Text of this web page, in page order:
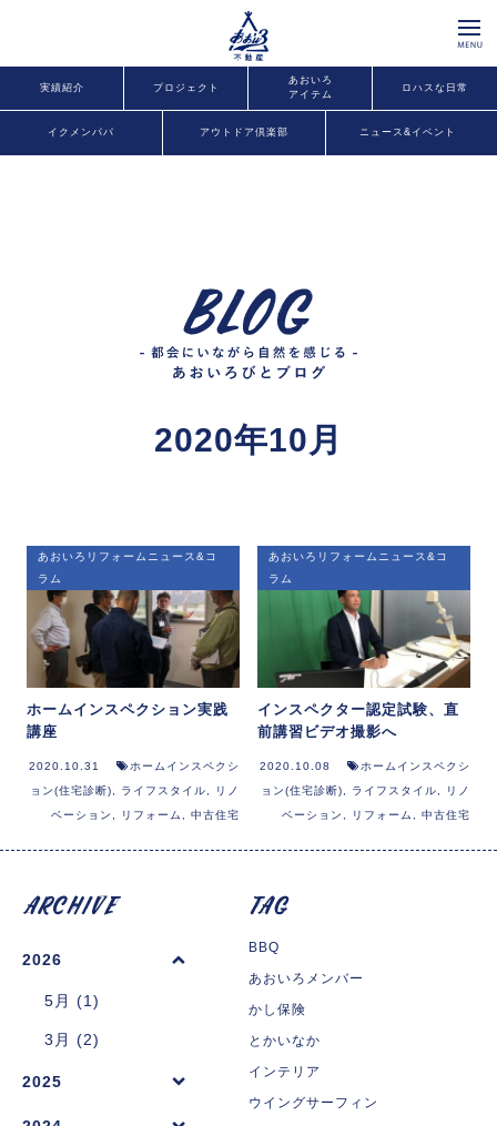
実績紹介 プロジェクト
あおいろ
アイテム
ロハスな日常
イクメンパパ アウトドア倶楽部 ニュース&イベント
2020年10月
あおいろリフォームニュース&コ
ラム
ホームインスペクション実践
講座
2020.10.31
ホームインスペクシ
ョン(住宅診断)
ライフスタイル
リノ
ベーション
リフォーム 中古住宅
あおいろリフォームニュース&コ
ラム
インスペクター認定試験、直
前講習ビデオ撮影へ
2020.10.08
ホームインスペクシ
ョン(住宅診断)
ライフスタイル
リノ
ベーション
リフォーム 中古住宅
2026
5月 (1)
3月 (2)
2025
BBQ
あおいろメンバー
かし保険
とかいなか
インテリア
ウイングサーフィン